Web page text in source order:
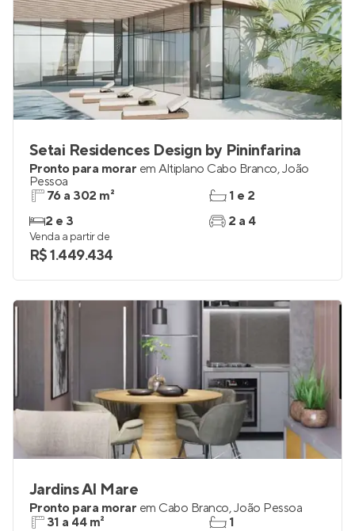
Setai Residences Design by Pininfarina
Pronto para morar em Altiplano Cabo Branco,João
Pessoa
76 a 302 m²
2 e 3
1 e 2
2 a 4
Venda a partir de
R$ 1.449.434
Jardins Al Mare
Pronto para morar em Cabo Branco,João Pessoa
31 a 44 m²
1